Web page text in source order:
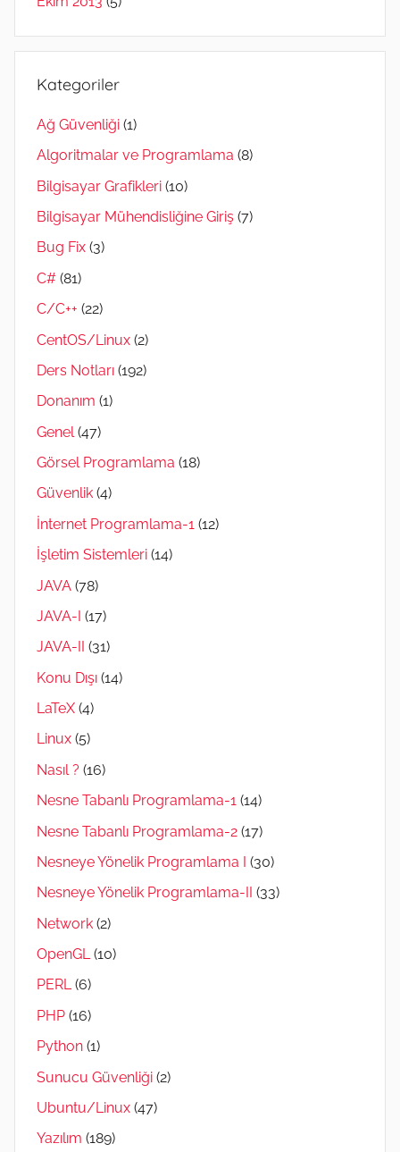
Kategoriler
Ağ Güvenliği (1)
Algoritmalar ve Programlama (8)
Bilgisayar Grafikleri (10)
Bilgisayar Mühendisliğine Giriş (7)
Bug Fix (3)
C# (81)
C/C++ (22)
CentOS/Linux (2)
Ders Notları (192)
Donanım (1)
Genel (47)
Görsel Programlama (18)
Güvenlik (4)
İnternet Programlama-1 (12)
İşletim Sistemleri (14)
JAVA (78)
JAVA-I (17)
JAVA-II
(31)
Konu Dışı (14)
LaTeX (4)
Linux (5)
Nasıl ? (16)
Nesne Tabanlı Programlama-1 (14)
Nesne Tabanlı Programlama-2 (17)
Nesneye Yönelik Programlama I (30)
Nesneye Yönelik Programlama-II
(33)
Network (2)
OpenGL(10)
PERL(6)
PHP (16)
Python (1)
Sunucu Güvenliği (2)
Ubuntu/Linux (47)
Yazılım (189)